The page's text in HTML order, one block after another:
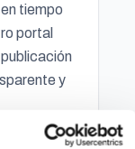
tiempo
portal
y